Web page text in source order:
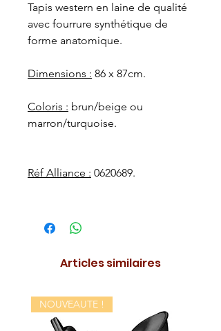
Tapis western en laine de qualité
avec fourrure synthétique de
forme anatomique.
Dimensions : 86 x 87cm.
Coloris : brun/beige ou
marron/turquoise.
Réf Alliance : 0620689.
Articles similaires
NOUVEAUTE !